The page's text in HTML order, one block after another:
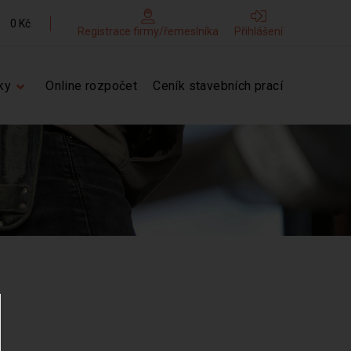
0 Kč
Registrace firmy/řemeslníka Přihlášení
Online rozpočet Ceník stavebních prací